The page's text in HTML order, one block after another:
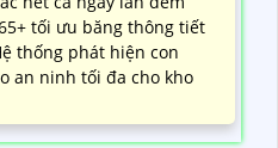
tối ưu băng thông tiết
thống phát hiện con
an ninh tối đa cho kho